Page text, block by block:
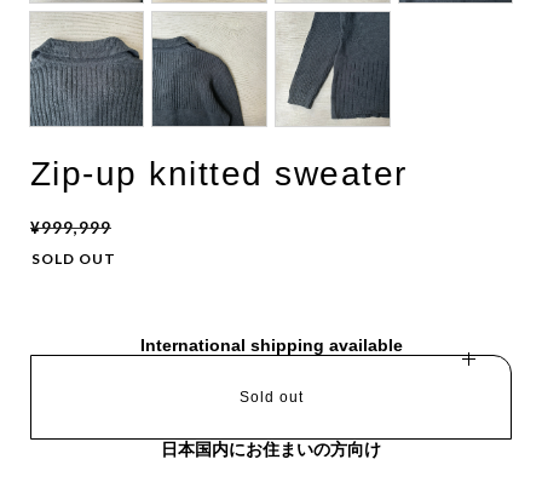
Zip-up knitted sweater
¥999,999
SOLD OUT
International shipping available
Sold out
日本国内にお住まいの方向け